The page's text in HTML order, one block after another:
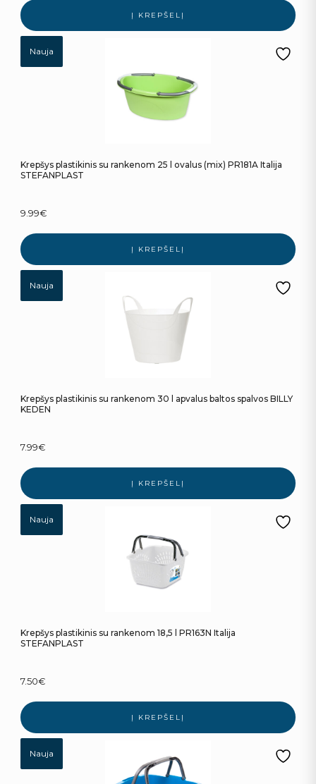
Į KREPŠELĮ
Nauja
Krepšys plastikinis su rankenom 25 l ovalus (mix) PR181A Italija
STEFANPLAST
9.99€
Į KREPŠELĮ
Nauja
Krepšys plastikinis su rankenom 30 l apvalus baltos spalvos BILLY
KEDEN
7.99€
Į KREPŠELĮ
Nauja
Krepšys plastikinis su rankenom 18,5 l PR163N Italija
STEFANPLAST
7.50€
Į KREPŠELĮ
Nauja